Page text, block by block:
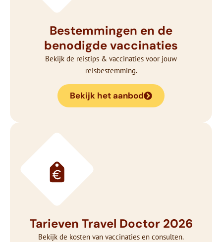
Bestemmingen en de
benodigde vaccinaties
Bekijk de reistips & vaccinaties voor jouw
reisbestemming.
Bekijk het aanbod
Tarieven Travel Doctor 2026
Bekijk de kosten van vaccinaties en consulten.